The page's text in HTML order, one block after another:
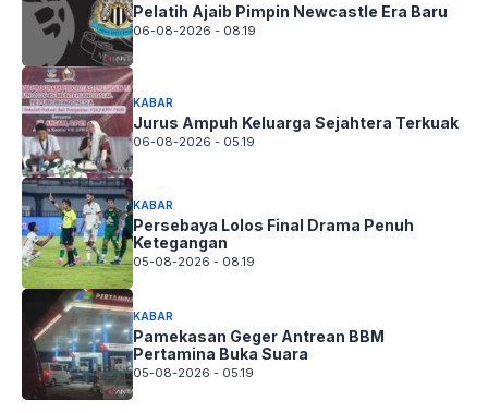
Pelatih Ajaib Pimpin Newcastle Era Baru
06-08-2026 - 08.19
KABAR
Jurus Ampuh Keluarga Sejahtera Terkuak
06-08-2026 - 05.19
KABAR
Persebaya Lolos Final Drama Penuh
Ketegangan
05-08-2026 - 08.19
KABAR
Pamekasan Geger Antrean BBM
Pertamina Buka Suara
05-08-2026 - 05.19